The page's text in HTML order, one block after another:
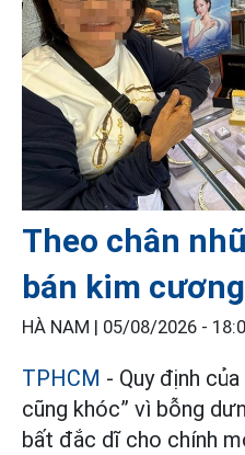
Theo chân
bán kim
HÀ NAM | 05/08/2026 -
TPHCM - Quy định
cũng khóc” vì bỗng
bất đắc dĩ cho chính